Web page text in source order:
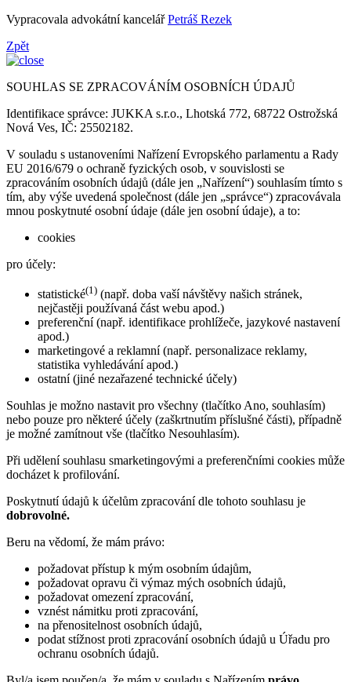
Vypracovala advokátní kancelářPetráš Rezek
Zpět
SOUHLAS SE ZPRACOVÁNÍM OSOBNÍCH ÚDAJŮ
Identifikace správce: JUKKA s.r.o., Lhotská 772, 68722 Ostrožská
Nová Ves, IČ: 25502182.
V souladu s ustanoveními Nařízení Evropského parlamentu a Rady
EU 2016/679 o ochraně fyzických osob, v souvislosti se
zpracováním osobních údajů (dále jen „Nařízení“) souhlasím tímto s
tím, aby výše uvedená společnost (dále jen „správce“) zpracovávala
mnou poskytnuté osobní údaje (dále jen osobní údaje), a to:
cookies
pro účely:
statistické(1) (např. doba vaší návštěvy našich stránek,
nejčastěji používaná část webu apod.)
preferenční (např. identifikace prohlížeče, jazykové nastavení
apod.)
marketingové a reklamní (např. personalizace reklamy,
statistika vyhledávání apod.)
ostatní (jiné nezařazené technické účely)
Souhlas je možno nastavit pro všechny (tlačítko Ano, souhlasím)
nebo pouze pro některé účely (zaškrtnutím příslušné části), případně
je možné zamítnout vše (tlačítko Nesouhlasím).
Při udělení souhlasu smarketingovými a preferenčními cookies může
docházet k profilování.
Poskytnutí údajů k účelům zpracování dle tohoto souhlasu je
dobrovolné.
Beru na vědomí, že mám právo:
požadovat přístup k mým osobním údajům,
požadovat opravu či výmaz mých osobních údajů,
požadovat omezení zpracování,
vznést námitku proti zpracování,
na přenositelnost osobních údajů,
podat stížnost proti zpracování osobních údajů u Úřadu pro
ochranu osobních údajů.